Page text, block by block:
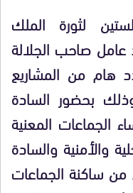
لثورة الملك
صاحب الجلالة
هام من المشاريع
بحضور السادة
الجماعات المعنية
والأمنية والسادة
من ساكنة الجماعات